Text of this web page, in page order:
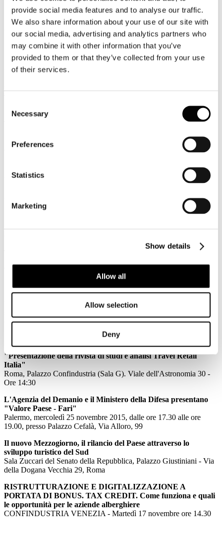
provide social media features and to analyse our traffic.
We also share information about your use of our site with
our social media, advertising and analytics partners who
may combine it with other information that you’ve
provided to them or that they’ve collected from your use
of their services.
Selection
Necessary
Preferences
Statistics
Marketing
Show details
Allow all
Allow selection
Deny
LA STAMPA
Marriott compra Starwood, nasce nuovo leader globale degli
IL SOLE 24 ORE
Great Place To Work: 3 catene alberghiere nella top 25 dei
migliori posti in cui lavorare
WebBitmag
Giubileo, Alfano: "Oltre 24mila agenti per tutelare Roma"
Al via a Barcellona l'ibtm world 2015: nel padiglione 3mila
espositori, 7 filoni tematici per i contenuti
Milano, un brand che vola
Più sicurezza in Italia dopo gli attentati di Parigi
L'AGENZIA DI VIAGGI
Comunicati Stampa
Ricettività e digitalizzazione si incontrano a Venezia.
Comunicato Stampa
"Presentazione della rivista di studi e analisi Travel Retail
Italia"
Roma, Palazzo Confindustria (Sala G). Viale dell'Astronomia 30 -
Ore 14:30
L'Agenzia del Demanio e il Ministero della Difesa presentano
"Valore Paese - Fari"
Palermo, mercoledì 25 novembre 2015, dalle ore 17.30 alle ore
19.00, presso Palazzo Cefalà, Via Alloro, 99
Il nuovo Mezzogiorno, il rilancio del Paese attraverso lo
sviluppo turistico del Sud
Sala Zuccari del Senato della Repubblica, Palazzo Giustiniani - Via
della Dogana Vecchia 29, Roma
RISTRUTTURAZIONE E DIGITALIZZAZIONE A
PORTATA DI BONUS. TAX CREDIT. Come funziona e quali
le opportunità per le aziende alberghiere
CONFINDUSTRIA VENEZIA - Martedì 17 novembre ore 14.30